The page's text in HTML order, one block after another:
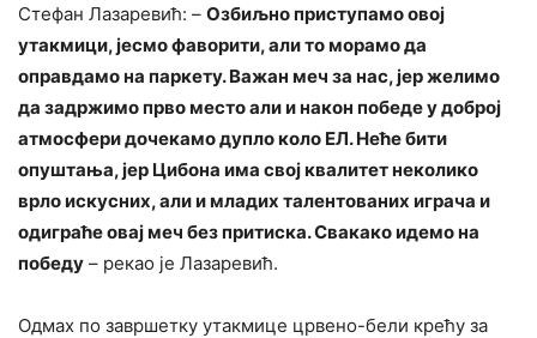
Стефан Лазаревић: – Озбиљно приступамо овој
утакмици, јесмо фаворити, али то морамо да
оправдамо на паркету. Важан меч за нас, јер желимо
да задржимо прво место али и након победе у доброј
атмосфери дочекамо дупло коло ЕЛ. Неће бити
опуштања, јер Цибона има свој квалитет неколико
врло искусних, али и младих талентованих играча и
одиграће овај меч без притиска. Свакако идемо на
победу – рекао је Лазаревић.
Одмах по завршетку утакмице црвено-бели крећу за